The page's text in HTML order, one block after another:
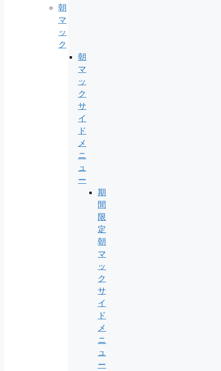
朝
マ
ッ
ク
朝
マ
ッ
ク
サ
イ
ド
メ
ニ
ュ
ー
期
間
限
定
朝
マ
ッ
ク
サ
イ
ド
メ
ニ
ュ
ー